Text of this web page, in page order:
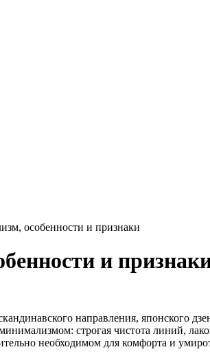
особенности и признаки
и
направления, японского
строгая чистота линий,
необходимом для комфорта и